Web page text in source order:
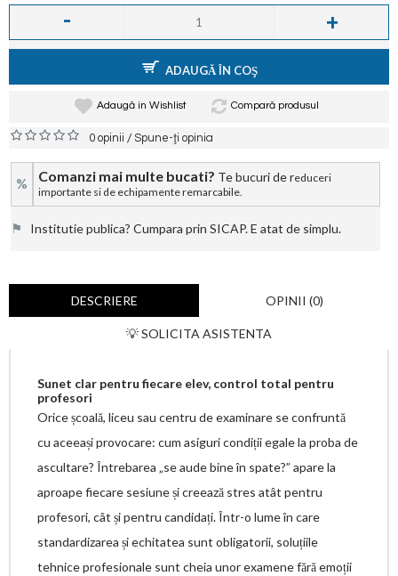
- +
ADAUGĂ ÎN COŞ
Adaugă in Wishlist Compară produsul
0 opinii /Spune-ţi opinia
% Comanzi mai multe bucati? Te bucuri de reduceri
importante si de echipamente remarcabile.
⚑ Institutie publica? Cumpara prin SICAP. E atat de simplu.
DESCRIERE OPINII (0)
💡 SOLICITA ASISTENTA
Sunet clar pentru fiecare elev, control total pentru
profesori
Orice școală, liceu sau centru de examinare se confruntă
cu aceeași provocare: cum asiguri condiții egale la proba de
ascultare? Întrebarea „se aude bine în spate?” apare la
aproape fiecare sesiune și creează stres atât pentru
profesori, cât și pentru candidați. Într-o lume în care
standardizarea și echitatea sunt obligatorii, soluțiile
tehnice profesionale sunt cheia unor examene fără emoții